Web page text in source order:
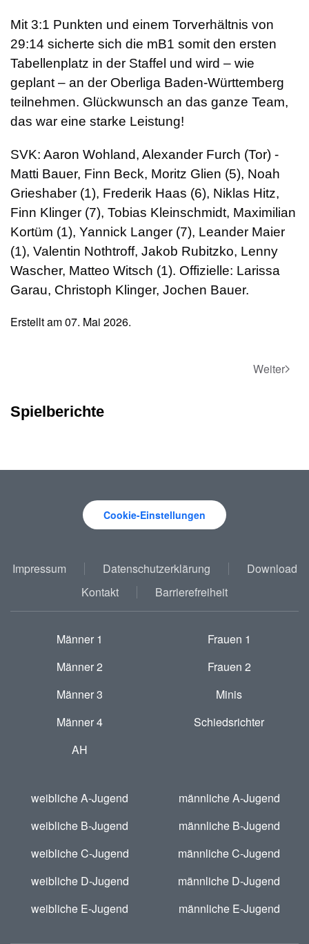
Mit 3:1 Punkten und einem Torverhältnis von
29:14 sicherte sich die mB1 somit den ersten
Tabellenplatz in der Staffel und wird – wie
geplant – an der Oberliga Baden-Württemberg
teilnehmen. Glückwunsch an das ganze Team,
das war eine starke Leistung!
SVK: Aaron Wohland, Alexander Furch (Tor) -
Matti Bauer, Finn Beck, Moritz Glien (5), Noah
Grieshaber (1), Frederik Haas (6), Niklas Hitz,
Finn Klinger (7), Tobias Kleinschmidt, Maximilian
Kortüm (1), Yannick Langer (7), Leander Maier
(1), Valentin Nothtroff, Jakob Rubitzko, Lenny
Wascher, Matteo Witsch (1). Offizielle: Larissa
Garau, Christoph Klinger, Jochen Bauer.
Erstellt am07. Mai 2026.
Weiter
Spielberichte
Cookie-Einstellungen
Impressum Datenschutzerklärung
Download
Kontakt
Barrierefreiheit
Männer 1
Männer 2
Männer 3
Männer 4
AH
Frauen 1
Frauen 2
Minis
Schiedsrichter
weibliche A-Jugend
weibliche B-Jugend
weibliche C-Jugend
weibliche D-Jugend
weibliche E-Jugend
männliche A-Jugend
männliche B-Jugend
männliche C-Jugend
männliche D-Jugend
männliche E-Jugend